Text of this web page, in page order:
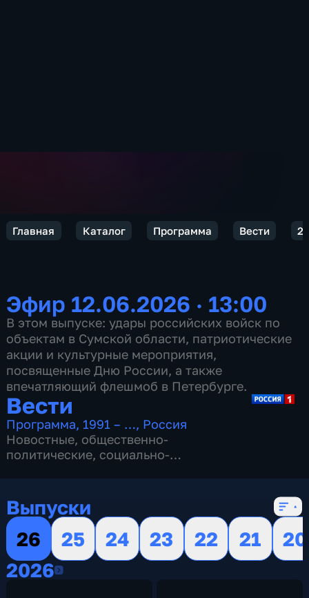
Главная Каталог Программа Вести
Эфир 12.06.2026 · 13:00
В этом выпуске: удары российских войск по
объектам в Сумской области, патриотические
акции и культурные мероприятия,
посвященные Дню России, а также
впечатляющий флешмоб в Петербурге.
Вести
Программа, 1991 – …, Россия
Новостные, общественно-
политические, социально-
Выпуски
26
25 24 23 22 21
20
20262026